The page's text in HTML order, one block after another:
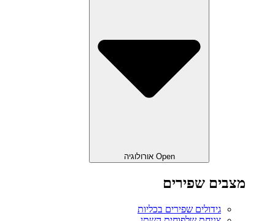
Open אורולוגיה
מצבים שפירים
גידולים שפירים בכליות